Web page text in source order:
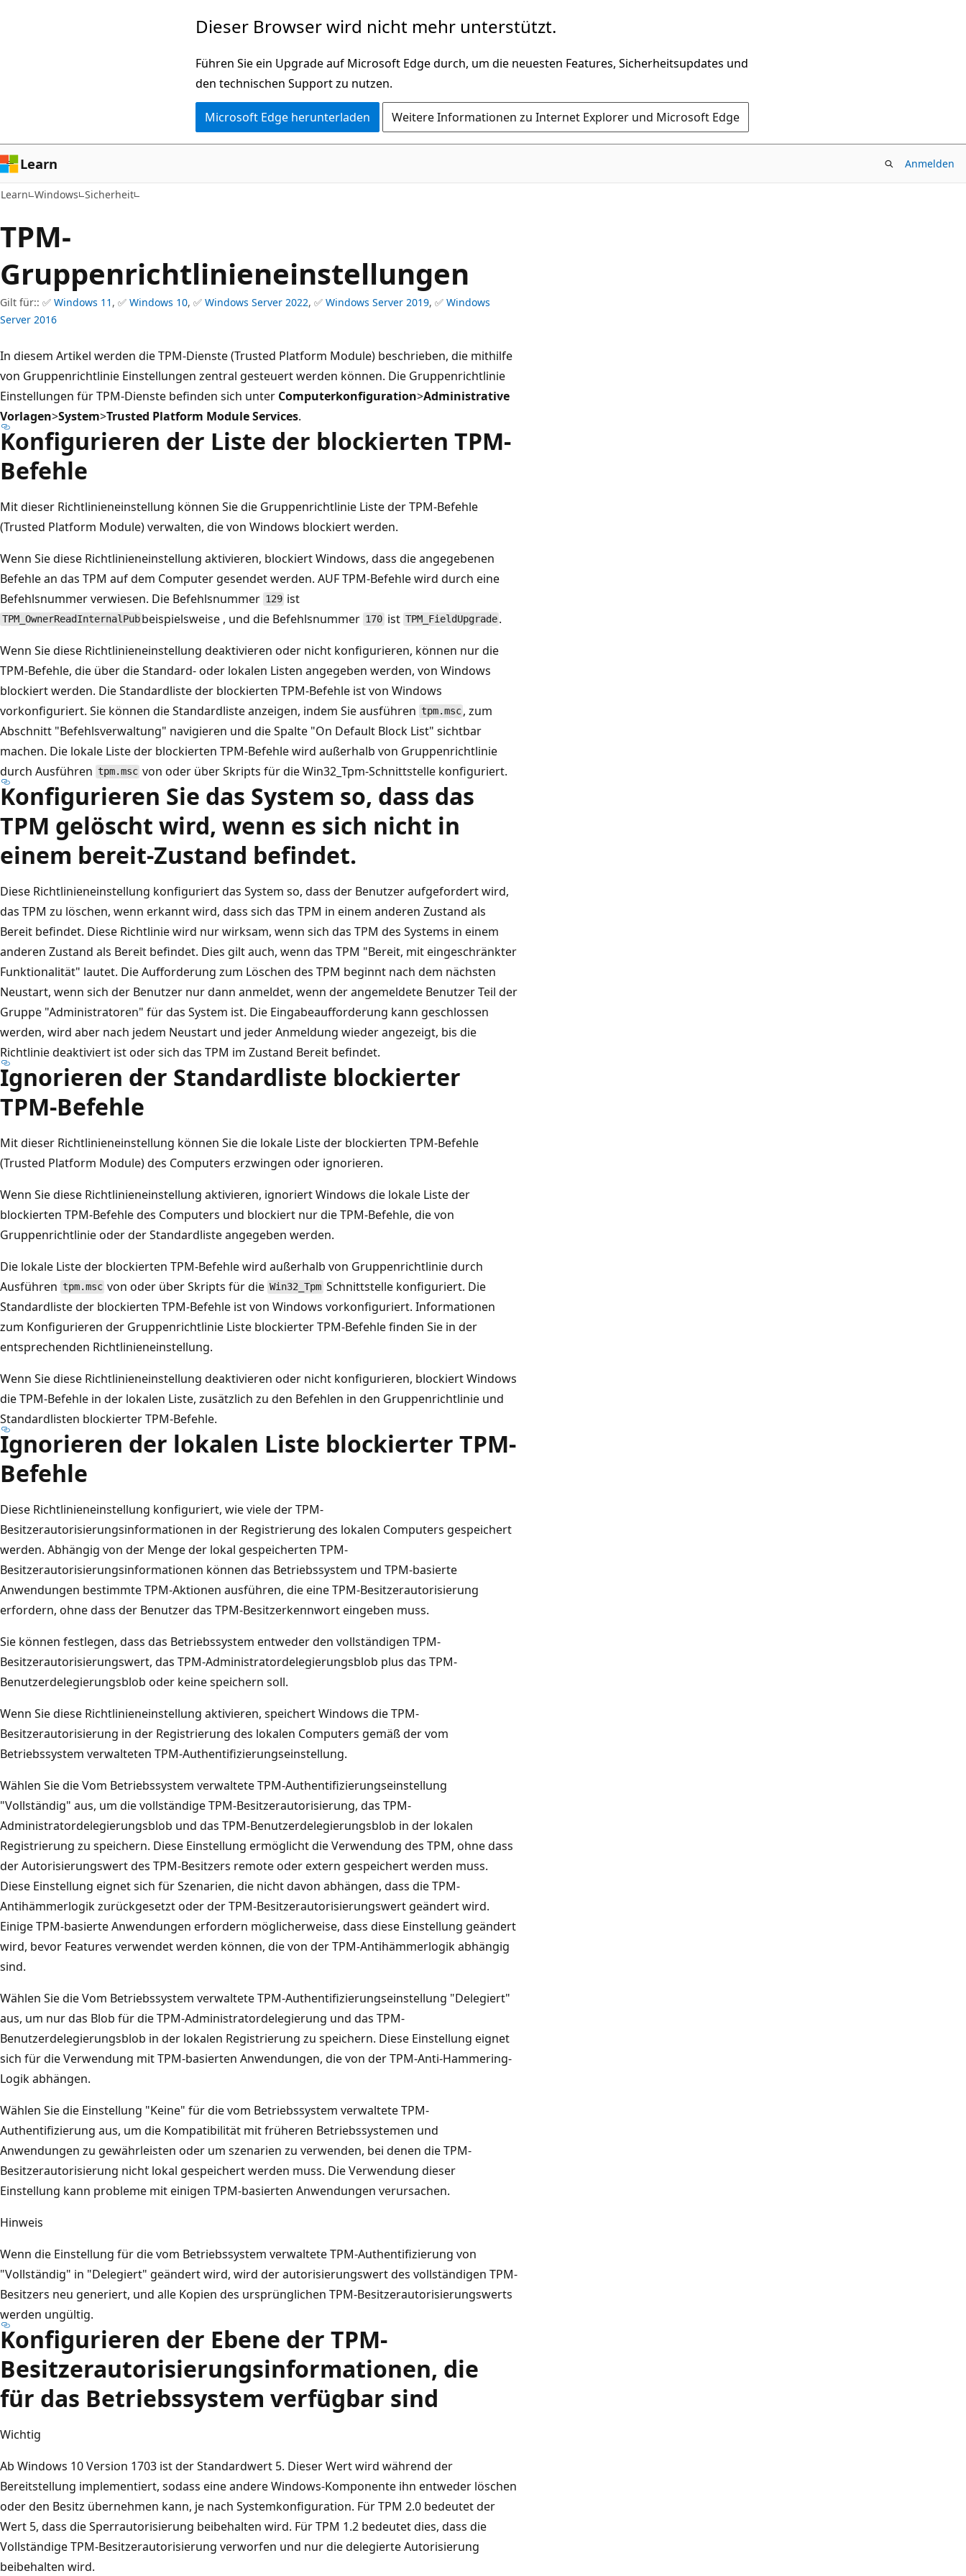
Dieser Browser wird nicht mehr unterstützt.
Führen Sie ein Upgrade auf Microsoft Edge durch, um die neuesten Features, Sicherheitsupdates und
den technischen Support zu nutzen.
Microsoft Edge herunterladen Weitere Informationen zu Internet Explorer und Microsoft Edge
Learn Anmelden
Learn Windows Sicherheit
TPM-
Gruppenrichtlinieneinstellungen
Gilt für:: ✅ Windows 11 , ✅ Windows 10, ✅ Windows Server 2022, ✅ Windows Server 2019, ✅ Windows
Server 2016
In diesem Artikel werden die TPM-Dienste (Trusted Platform Module) beschrieben, die mithilfe
von Gruppenrichtlinie Einstellungen zentral gesteuert werden können. Die Gruppenrichtlinie
Einstellungen für TPM-Dienste befinden sich unter Computerkonfiguration>Administrative
Vorlagen>System>Trusted Platform Module Services.
Konfigurieren der Liste der blockierten TPM-
Befehle
Mit dieser Richtlinieneinstellung können Sie die Gruppenrichtlinie Liste der TPM-Befehle
(Trusted Platform Module) verwalten, die von Windows blockiert werden.
Wenn Sie diese Richtlinieneinstellung aktivieren, blockiert Windows, dass die angegebenen
Befehle an das TPM auf dem Computer gesendet werden. AUF TPM-Befehle wird durch eine
Befehlsnummer verwiesen. Die Befehlsnummer 129 ist
TPM_OwnerReadInternalPub beispielsweise , und die Befehlsnummer 170ist TPM_FieldUpgrade .
Wenn Sie diese Richtlinieneinstellung deaktivieren oder nicht konfigurieren, können nur die
TPM-Befehle, die über die Standard- oder lokalen Listen angegeben werden, von Windows
blockiert werden. Die Standardliste der blockierten TPM-Befehle ist von Windows
vorkonfiguriert. Sie können die Standardliste anzeigen, indem Sie ausführen tpm.msc , zum
Abschnitt "Befehlsverwaltung" navigieren und die Spalte "On Default Block List" sichtbar
machen. Die lokale Liste der blockierten TPM-Befehle wird außerhalb von Gruppenrichtlinie
durch Ausführen tpm.msc von oder über Skripts für die Win32_Tpm-Schnittstelle konfiguriert.
Konfigurieren Sie das System so, dass das
TPM gelöscht wird, wenn es sich nicht in
einem bereit-Zustand befindet.
Diese Richtlinieneinstellung konfiguriert das System so, dass der Benutzer aufgefordert wird,
das TPM zu löschen, wenn erkannt wird, dass sich das TPM in einem anderen Zustand als
Bereit befindet. Diese Richtlinie wird nur wirksam, wenn sich das TPM des Systems in einem
anderen Zustand als Bereit befindet. Dies gilt auch, wenn das TPM "Bereit, mit eingeschränkter
Funktionalität" lautet. Die Aufforderung zum Löschen des TPM beginnt nach dem nächsten
Neustart, wenn sich der Benutzer nur dann anmeldet, wenn der angemeldete Benutzer Teil der
Gruppe "Administratoren" für das System ist. Die Eingabeaufforderung kann geschlossen
werden, wird aber nach jedem Neustart und jeder Anmeldung wieder angezeigt, bis die
Richtlinie deaktiviert ist oder sich das TPM im Zustand Bereit befindet.
Ignorieren der Standardliste blockierter
TPM-Befehle
Mit dieser Richtlinieneinstellung können Sie die lokale Liste der blockierten TPM-Befehle
(Trusted Platform Module) des Computers erzwingen oder ignorieren.
Wenn Sie diese Richtlinieneinstellung aktivieren, ignoriert Windows die lokale Liste der
blockierten TPM-Befehle des Computers und blockiert nur die TPM-Befehle, die von
Gruppenrichtlinie oder der Standardliste angegeben werden.
Die lokale Liste der blockierten TPM-Befehle wird außerhalb von Gruppenrichtlinie durch
Ausführen tpm.msc von oder über Skripts für die Win32_Tpm Schnittstelle konfiguriert. Die
Standardliste der blockierten TPM-Befehle ist von Windows vorkonfiguriert. Informationen
zum Konfigurieren der Gruppenrichtlinie Liste blockierter TPM-Befehle finden Sie in der
entsprechenden Richtlinieneinstellung.
Wenn Sie diese Richtlinieneinstellung deaktivieren oder nicht konfigurieren, blockiert Windows
die TPM-Befehle in der lokalen Liste, zusätzlich zu den Befehlen in den Gruppenrichtlinie und
Standardlisten blockierter TPM-Befehle.
Ignorieren der lokalen Liste blockierter TPM-
Befehle
Diese Richtlinieneinstellung konfiguriert, wie viele der TPM-
Besitzerautorisierungsinformationen in der Registrierung des lokalen Computers gespeichert
werden. Abhängig von der Menge der lokal gespeicherten TPM-
Besitzerautorisierungsinformationen können das Betriebssystem und TPM-basierte
Anwendungen bestimmte TPM-Aktionen ausführen, die eine TPM-Besitzerautorisierung
erfordern, ohne dass der Benutzer das TPM-Besitzerkennwort eingeben muss.
Sie können festlegen, dass das Betriebssystem entweder den vollständigen TPM-
Besitzerautorisierungswert, das TPM-Administratordelegierungsblob plus das TPM-
Benutzerdelegierungsblob oder keine speichern soll.
Wenn Sie diese Richtlinieneinstellung aktivieren, speichert Windows die TPM-
Besitzerautorisierung in der Registrierung des lokalen Computers gemäß der vom
Betriebssystem verwalteten TPM-Authentifizierungseinstellung.
Wählen Sie die Vom Betriebssystem verwaltete TPM-Authentifizierungseinstellung
"Vollständig" aus, um die vollständige TPM-Besitzerautorisierung, das TPM-
Administratordelegierungsblob und das TPM-Benutzerdelegierungsblob in der lokalen
Registrierung zu speichern. Diese Einstellung ermöglicht die Verwendung des TPM, ohne dass
der Autorisierungswert des TPM-Besitzers remote oder extern gespeichert werden muss.
Diese Einstellung eignet sich für Szenarien, die nicht davon abhängen, dass die TPM-
Antihämmerlogik zurückgesetzt oder der TPM-Besitzerautorisierungswert geändert wird.
Einige TPM-basierte Anwendungen erfordern möglicherweise, dass diese Einstellung geändert
wird, bevor Features verwendet werden können, die von der TPM-Antihämmerlogik abhängig
sind.
Wählen Sie die Vom Betriebssystem verwaltete TPM-Authentifizierungseinstellung "Delegiert"
aus, um nur das Blob für die TPM-Administratordelegierung und das TPM-
Benutzerdelegierungsblob in der lokalen Registrierung zu speichern. Diese Einstellung eignet
sich für die Verwendung mit TPM-basierten Anwendungen, die von der TPM-Anti-Hammering-
Logik abhängen.
Wählen Sie die Einstellung "Keine" für die vom Betriebssystem verwaltete TPM-
Authentifizierung aus, um die Kompatibilität mit früheren Betriebssystemen und
Anwendungen zu gewährleisten oder um szenarien zu verwenden, bei denen die TPM-
Besitzerautorisierung nicht lokal gespeichert werden muss. Die Verwendung dieser
Einstellung kann probleme mit einigen TPM-basierten Anwendungen verursachen.
Hinweis
Wenn die Einstellung für die vom Betriebssystem verwaltete TPM-Authentifizierung von
"Vollständig" in "Delegiert" geändert wird, wird der autorisierungswert des vollständigen TPM-
Besitzers neu generiert, und alle Kopien des ursprünglichen TPM-Besitzerautorisierungswerts
werden ungültig.
Konfigurieren der Ebene der TPM-
Besitzerautorisierungsinformationen, die
für das Betriebssystem verfügbar sind
Wichtig
Ab Windows 10 Version 1703 ist der Standardwert 5. Dieser Wert wird während der
Bereitstellung implementiert, sodass eine andere Windows-Komponente ihn entweder löschen
oder den Besitz übernehmen kann, je nach Systemkonfiguration. Für TPM 2.0 bedeutet der
Wert 5, dass die Sperrautorisierung beibehalten wird. Für TPM 1.2 bedeutet dies, dass die
Vollständige TPM-Besitzerautorisierung verworfen und nur die delegierte Autorisierung
beibehalten wird.